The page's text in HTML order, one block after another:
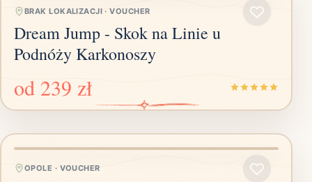
BRAK LOKALIZACJI ·VOUCHER
Dream Jump - Skok na Linie u
Podnóży Karkonoszy
od 239 zł
OPOLE · VOUCHER